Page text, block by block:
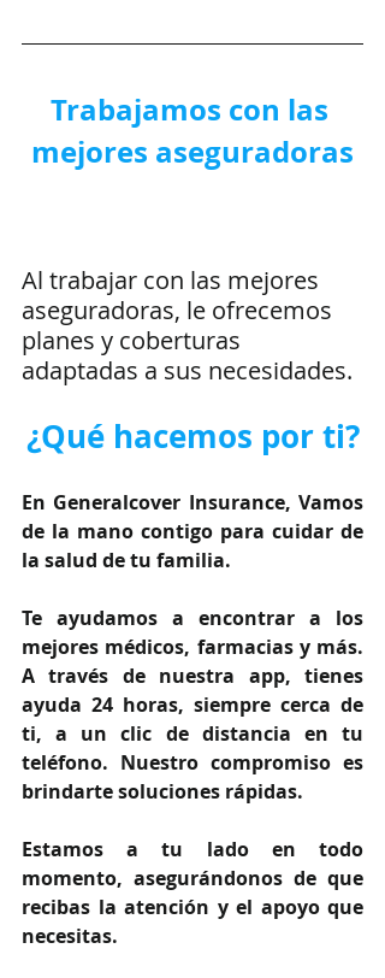
Trabajamos con las
mejores aseguradoras
Al trabajar con las mejores
aseguradoras, le ofrecemos
planes y coberturas
adaptadas a sus necesidades.
¿Qué hacemos por ti?
En Generalcover Insurance, Vamos
de la mano contigo para cuidar de
la salud de tu familia.
Te ayudamos a encontrar a los
mejores médicos, farmacias y más.
A través de nuestra app, tienes
ayuda 24 horas, siempre cerca de
ti, a un clic de distancia en tu
teléfono. Nuestro compromiso es
brindarte soluciones rápidas.
Estamos a tu lado en todo
momento, asegurándonos de que
recibas la atención y el apoyo que
necesitas.